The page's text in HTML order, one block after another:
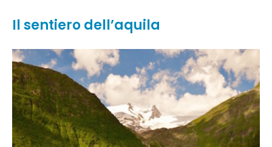
Il sentiero dell’aquila